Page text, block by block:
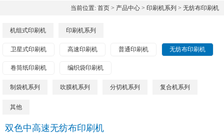
当前位置: 首页 > 产品中心 > 印刷机系列 > 无纺布印刷机
机组式印刷机 印刷机系列
卫星式印刷机 高速印刷机 普通印刷机 无纺布印刷机
卷筒纸印刷机 编织袋印刷机
制袋机系列 吹膜机系列 分切机系列 复合机系列
其他
双色中高速无纺布印刷机